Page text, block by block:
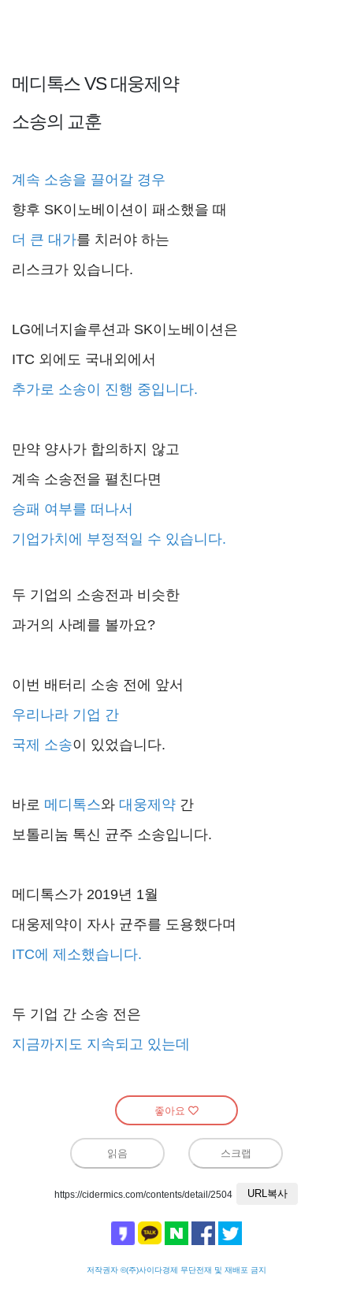
메디톡스 VS 대웅제약
소송의 교훈
계속 소송을 끌어갈 경우
향후 SK이노베이션이 패소했을 때
더 큰 대가를 치러야 하는
리스크가 있습니다.
LG에너지솔루션과 SK이노베이션은
ITC 외에도 국내외에서
추가로 소송이 진행 중입니다.
만약 양사가 합의하지 않고
계속 소송전을 펼친다면
승패 여부를 떠나서
기업가치에 부정적일 수 있습니다.
두 기업의 소송전과 비슷한
과거의 사례를 볼까요?
이번 배터리 소송 전에 앞서
우리나라 기업 간
국제 소송이 있었습니다.
바로 메디톡스와 대웅제약 간
보톨리눔 톡신 균주 소송입니다.
메디톡스가 2019년 1월
대웅제약이 자사 균주를 도용했다며
ITC에 제소했습니다.
두 기업 간 소송 전은
지금까지도 지속되고 있는데
좋아요
읽음 스크랩
https://cidermics.com/contents/detail/2504 URL복사
저작권자 ©(주)사이다경제 무단전재 및 재배포 금지